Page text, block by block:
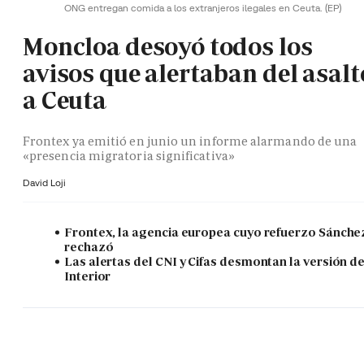
ONG entregan comida a los extranjeros ilegales en Ceuta. (EP)
Moncloa desoyó todos los
avisos que alertaban del
a Ceuta
Frontex ya emitió en junio un informe alarmando de una
«presencia migratoria significativa»
David Loji
Frontex, la agencia europea cuyo refuerzo
rechazó
Las alertas del CNI y Cifas desmontan la versión
Interior